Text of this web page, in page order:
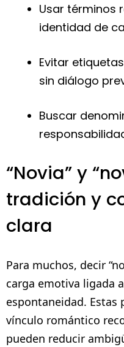
Usar términos
identidad de
Evitar
sin diálogo
Buscar
“Novia” y
tradición y
clara
Para muchos, decir
carga emotiva ligada
espontaneidad. Estas
vínculo romántico
pueden reducir